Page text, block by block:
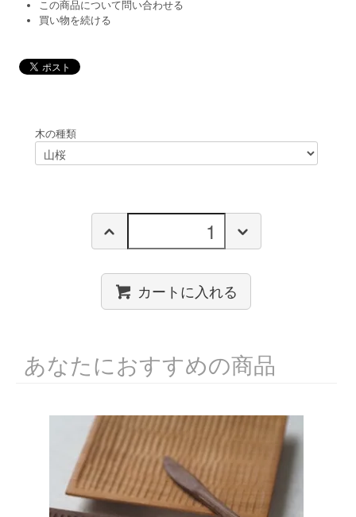
この商品について問い合わせる
買い物を続ける
木の種類
カートに入れる
あなたにおすすめの商品